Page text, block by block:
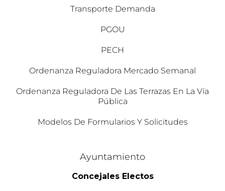
Transporte Demanda
PGOU
PECH
Ordenanza Reguladora Mercado Semanal
Ordenanza Reguladora De Las Terrazas En La Vía
Pública
Modelos De Formularios Y Solicitudes
Ayuntamiento
Concejales Electos